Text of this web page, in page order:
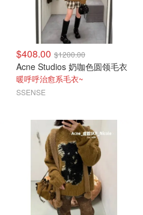
$408.00 $1200.00
Acne Studios 奶咖色圆领毛衣
暖呼呼治愈系毛衣~
SSENSE